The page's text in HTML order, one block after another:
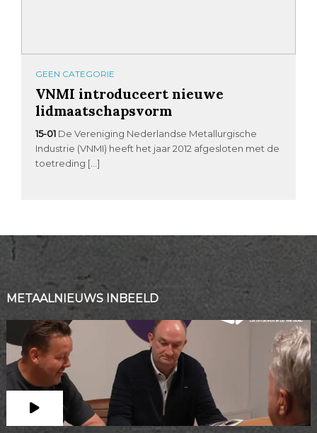
GEEN CATEGORIE
VNMI introduceert nieuwe
lidmaatschapsvorm
15-01 De Vereniging Nederlandse Metallurgische
Industrie (VNMI) heeft het jaar 2012 afgesloten met de
toetreding […]
METAALNIEUWS INBEELD